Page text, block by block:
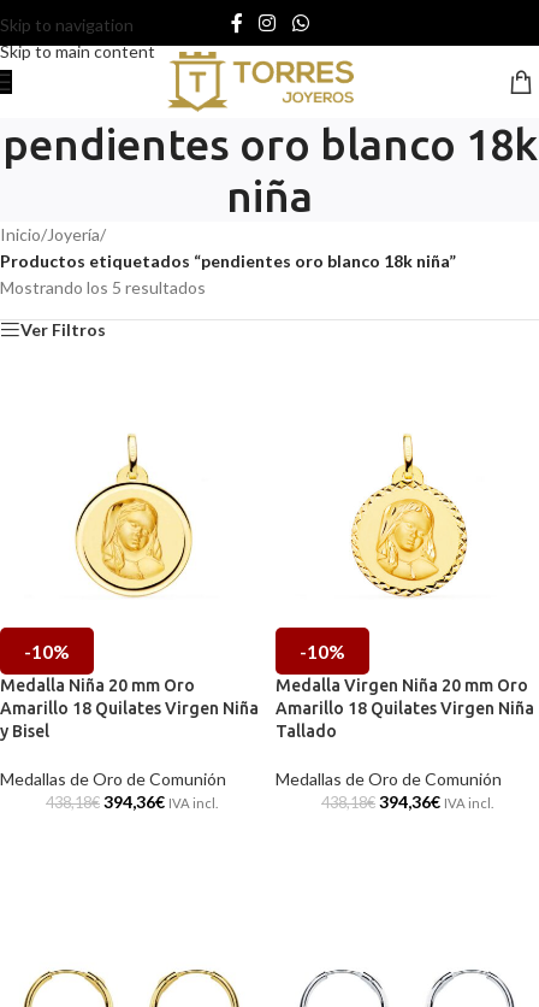
Skip to navigation
Skip to main content
pendientes oro blanco 18k
niña
Inicio/Joyería/
Productos etiquetados “pendientes oro blanco 18k niña”
Mostrando los 5 resultados
Ver Filtros
-10%
Medalla Niña 20 mm Oro
Amarillo 18 Quilates Virgen Niña
y Bisel
Medallas de Oro de Comunión
438,18€ 394,36€ IVA incl.
-10%
Medalla Virgen Niña 20 mm Oro
Amarillo 18 Quilates Virgen Niña
Tallado
Medallas de Oro de Comunión
438,18€ 394,36€ IVA incl.